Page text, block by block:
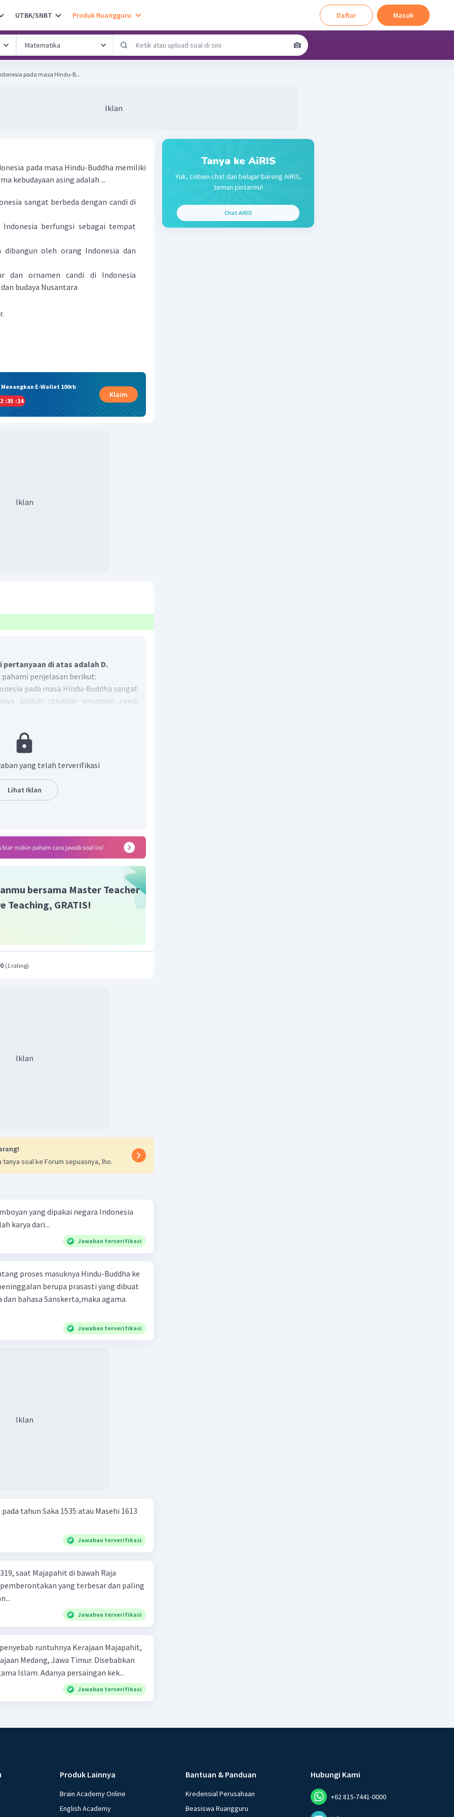
UTBK/SNBT Produk Ruangguru Daftar Masuk
pada masa Hindu-B...
Iklan
pada masa Hindu-Buddha memiliki
kebudayaan asing adalah ...
sangat berbeda dengan candi di
Indonesia berfungsi sebagai tempat
dibangun oleh orang Indonesia dan
dan ornamen candi di Indonesia
budaya Nusantara
E-Wallet 100rb
:35 :13
Klaim
Iklan
di atas adalah D.
penjelasan berikut:
pada masa Hindu-Buddha sangat
adalah struktur ornamen candi
itu, terdapat juga hiasan perahu
tersebut merupakan lukisan asli
ditemukan pada candi-candi yang
yang telah terverifikasi
Lihat Iklan
bersama Master Teacher
Teaching, GRATIS!
(1 rating)
Iklan
tanya soal ke Forum sepuasnya, lho.
yang dipakai negara Indonesia
karya dari...
Jawaban terverifikasi
proses masuknya Hindu-Buddha ke
berupa prasasti yang dibuat
bahasa Sanskerta,maka agama
Jawaban terverifikasi
Iklan
tahun Saka 1535 atau Masehi 1613
Jawaban terverifikasi
saat Majapahit di bawah Raja
yang terbesar dan paling
Jawaban terverifikasi
runtuhnya Kerajaan Majapahit,
pengaruh perkembangan agama Islam. Adanya persaingan kek...
Jawaban terverifikasi
Tanya ke AiRIS
Yuk, cobain chat dan belajar bareng AiRIS,
teman pintarmu!
Chat AiRIS
Produk Lainnya
Brain Academy Online
English Academy
Bantuan & Panduan
Kredensial Perusahaan
Beasiswa Ruangguru
Hubungi Kami
+62 815-7441-0000